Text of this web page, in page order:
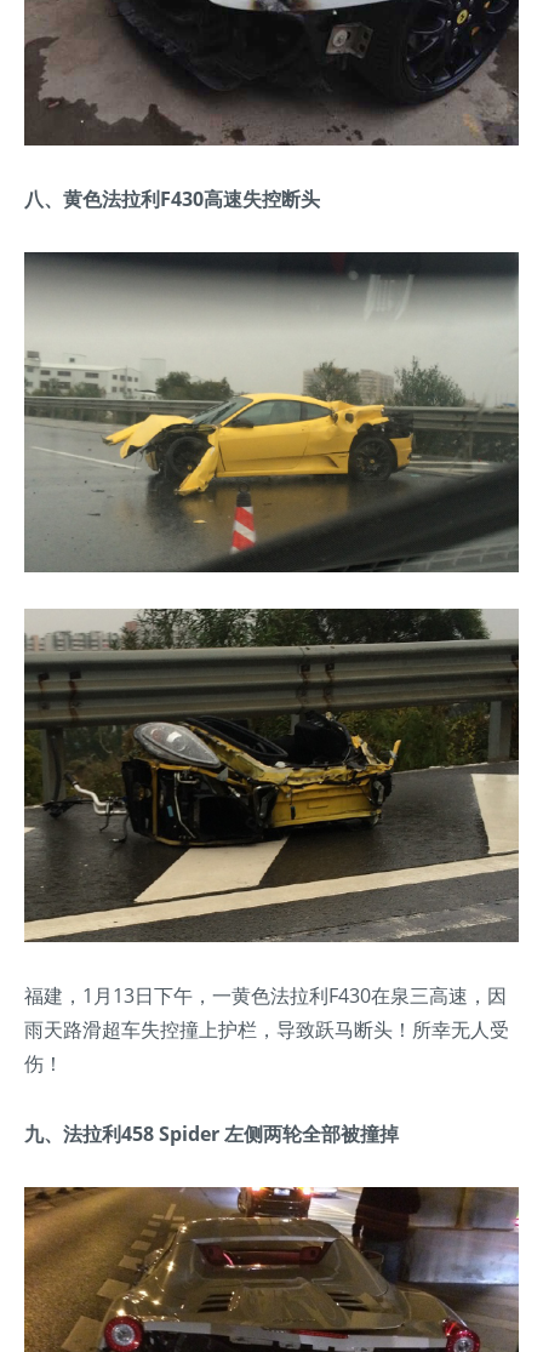
八、黄色法拉利F430高速失控断头
福建，1月13日下午，一黄色法拉利F430在泉三高速，因
雨天路滑超车失控撞上护栏，导致跃马断头！所幸无人受
伤！
九、法拉利458 Spider 左侧两轮全部被撞掉